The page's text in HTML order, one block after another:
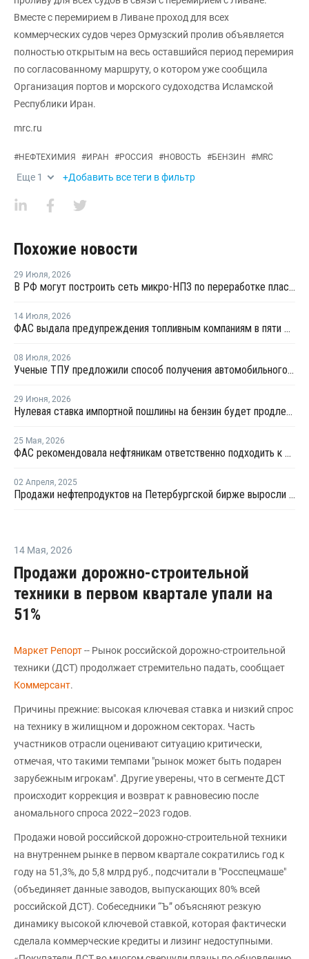
Вместе с перемирием в Ливане проход для всех
коммерческих судов через Ормузский пролив объявляется
полностью открытым на весь оставшийся период перемирия
по согласованному маршруту, о котором уже сообщила
Организация портов и морского судоходства Исламской
Республики Иран.
mrc.ru
#НЕФТЕХИМИЯ #ИРАН #РОССИЯ #НОВОСТЬ #БЕНЗИН #MRC
Еще 1 +Добавить все теги в фильтр
Похожие новости
29 Июля, 2026
В РФ могут построить сеть микро-НПЗ по переработке пластика в бензин
14 Июля, 2026
ФАС выдала предупреждения топливным компаниям в пяти регионах из-за роста цен
08 Июля, 2026
Ученые ТПУ предложили способ получения автомобильного бензина из пластиковых отходов
29 Июня, 2026
Нулевая ставка импортной пошлины на бензин будет продлена
25 Мая, 2026
ФАС рекомендовала нефтяникам ответственно подходить к ценообразованию
02 Апреля, 2025
Продажи нефтепродуктов на Петербургской бирже выросли в первом квартале на 7,3%
14 Мая, 2026
Продажи дорожно-строительной
техники в первом квартале упали на
51%
Маркет Репорт-- Рынок российской дорожно-строительной
техники (ДСТ) продолжает стремительно падать, сообщает
Коммерсант.
Причины прежние: высокая ключевая ставка и низкий спрос
на технику в жилищном и дорожном секторах. Часть
участников отрасли оценивают ситуацию критически,
отмечая, что такими темпами "рынок может быть подарен
зарубежным игрокам". Другие уверены, что в сегменте ДСТ
происходит коррекция и возврат к равновесию после
аномального спроса 2022–2023 годов.
Продажи новой российской дорожно-строительной техники
на внутреннем рынке в первом квартале сократились год к
году на 51,3%, до 5,8 млрд руб., подсчитали в "Росспецмаше"
(объединяет данные заводов, выпускающих 80% всей
российской ДСТ). Собеседники “Ъ” объясняют резкую
динамику высокой ключевой ставкой, которая фактически
сделала коммерческие кредиты и лизинг недоступными.